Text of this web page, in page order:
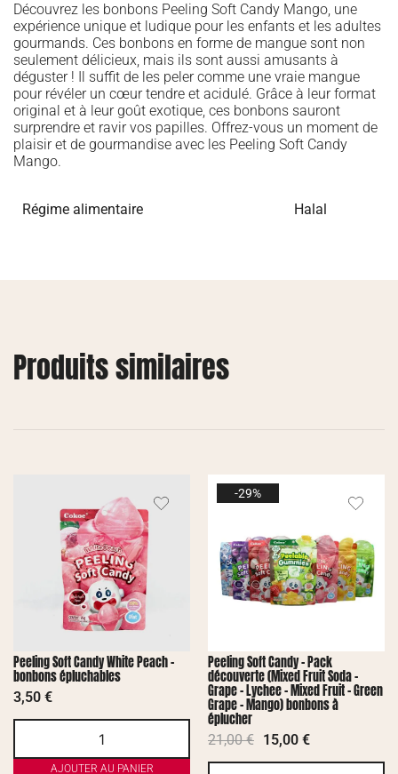
Découvrez les bonbons Peeling Soft Candy Mango, une
expérience unique et ludique pour les enfants et les adultes
gourmands. Ces bonbons en forme de mangue sont non
seulement délicieux, mais ils sont aussi amusants à
déguster ! Il suffit de les peler comme une vraie mangue
pour révéler un cœur tendre et acidulé. Grâce à leur format
original et à leur goût exotique, ces bonbons sauront
surprendre et ravir vos papilles. Offrez-vous un moment de
plaisir et de gourmandise avec les Peeling Soft Candy
Mango.
Régime alimentaire Halal
Produits similaires
Peeling Soft Candy White Peach –
bonbons épluchables
3,50 €
AJOUTER AU PANIER
-29%
Peeling Soft Candy – Pack
découverte (Mixed Fruit Soda –
Grape – Lychee – Mixed Fruit – Green
Grape – Mango) bonbons à
éplucher
21,00€ 15,00 €